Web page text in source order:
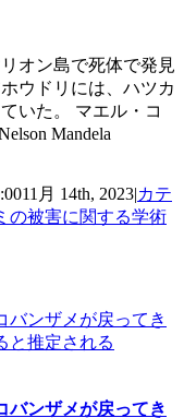
オン島で死体で発見
ウドリには、ハツカ
いた。 マエル・コ
Mandela
11月 14th, 2023|カテ
の被害に関する学術
バンザメが戻ってき
と推定される
バンザメが戻ってき